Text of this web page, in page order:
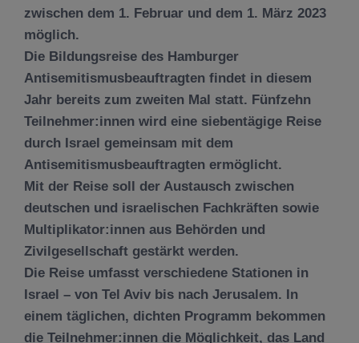
zwischen dem 1. Februar und dem 1. März 2023
möglich.
Die Bildungsreise des Hamburger
Antisemitismusbeauftragten findet in diesem
Jahr bereits zum zweiten Mal statt. Fünfzehn
Teilnehmer:innen wird eine siebentägige Reise
durch Israel gemeinsam mit dem
Antisemitismusbeauftragten ermöglicht.
Mit der Reise soll der Austausch zwischen
deutschen und israelischen Fachkräften sowie
Multiplikator:innen aus Behörden und
Zivilgesellschaft gestärkt werden.
Die Reise umfasst verschiedene Stationen in
Israel – von Tel Aviv bis nach Jerusalem. In
einem täglichen, dichten Programm bekommen
die Teilnehmer:innen die Möglichkeit, das Land